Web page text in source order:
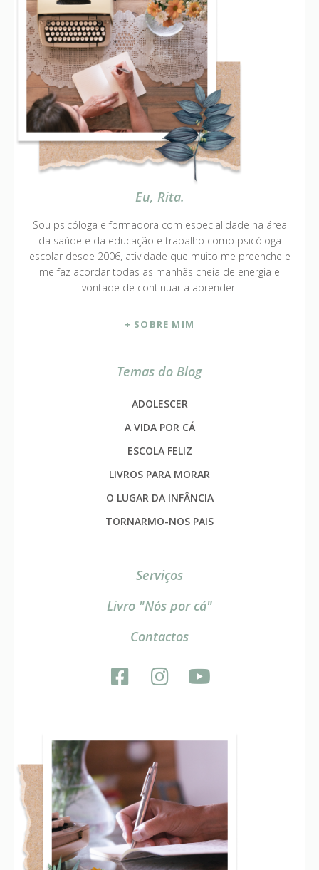
Eu, Rita.
Sou psicóloga e formadora com especialidade na área
da saúde e da educação e trabalho como psicóloga
escolar desde 2006, atividade que muito me preenche e
me faz acordar todas as manhãs cheia de energia e
vontade de continuar a aprender.
+ SOBRE MIM
Temas do Blog
ADOLESCER
A VIDA POR CÁ
ESCOLA FELIZ
LIVROS PARA MORAR
O LUGAR DA INFÂNCIA
TORNARMO-NOS PAIS
Serviços
Livro "Nós por cá"
Contactos